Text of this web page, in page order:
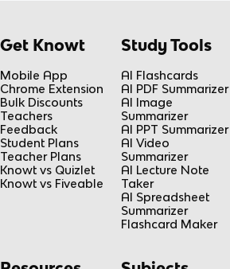
Get Knowt
Mobile App
Chrome Extension
Bulk Discounts
Teachers
Feedback
Student Plans
Teacher Plans
Knowt vs Quizlet
Knowt vs Fiveable
Study Tools
AI Flashcards
AI PDF Summarizer
AI Image
Summarizer
AI PPT Summarizer
AI Video
Summarizer
AI Lecture Note
Taker
AI Spreadsheet
Summarizer
Flashcard Maker